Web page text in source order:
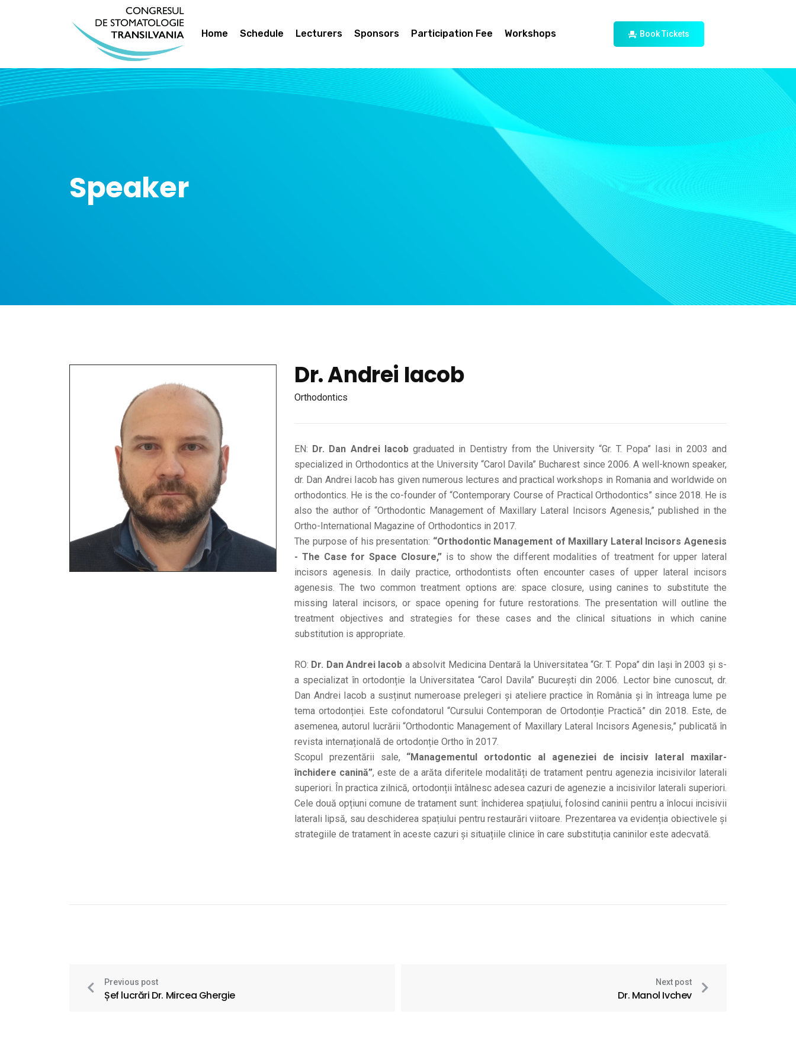
Home Schedule Lecturers Sponsors Participation Fee Workshops Book Tickets
Speaker
Dr. Andrei Iacob
Orthodontics
EN: Dr. Dan Andrei Iacobgraduated in Dentistry from the University “Gr. T. Popa” Iasi in 2003 and
specialized in Orthodontics at the University “Carol Davila” Bucharest since 2006. A well-known speaker,
dr. Dan Andrei Iacob has given numerous lectures and practical workshops in Romania and worldwide on
orthodontics. He is the co-founder of “Contemporary Course of Practical Orthodontics” since 2018. He is
also the author of “Orthodontic Management of Maxillary Lateral Incisors Agenesis,” published in the
Ortho-International Magazine of Orthodontics in 2017.
The purpose of his presentation: “Orthodontic Management of Maxillary Lateral Incisors Agenesis
- The Case for Space Closure,”is to show the different modalities of treatment for upper lateral
incisors agenesis. In daily practice, orthodontists often encounter cases of upper lateral incisors
agenesis. The two common treatment options are: space closure, using canines to substitute the
missing lateral incisors, or space opening for future restorations. The presentation will outline the
treatment objectives and strategies for these cases and the clinical situations in which canine
substitution is appropriate.
RO: Dr. Dan Andrei Iacob a absolvit Medicina Dentară la Universitatea “Gr. T. Popa” din Iași în 2003 și s-
a specializat în ortodonție la Universitatea “Carol Davila” București din 2006. Lector bine cunoscut, dr.
Dan Andrei Iacob a susținut numeroase prelegeri și ateliere practice în România și în întreaga lume pe
tema ortodonției. Este cofondatorul “Cursului Contemporan de Ortodonție Practică” din 2018. Este, de
asemenea, autorul lucrării “Orthodontic Management of Maxillary Lateral Incisors Agenesis,” publicată în
revista internațională de ortodonție Ortho în 2017.
Scopul prezentării sale, “Managementul ortodontic al ageneziei de incisiv lateral maxilar-
închidere canină”, este de a arăta diferitele modalități de tratament pentru agenezia incisivilor laterali
superiori. În practica zilnică, ortodonții întâlnesc adesea cazuri de agenezie a incisivilor laterali superiori.
Cele două opțiuni comune de tratament sunt: închiderea spațiului, folosind caninii pentru a înlocui incisivii
laterali lipsă, sau deschiderea spațiului pentru restaurări viitoare. Prezentarea va evidenția obiectivele și
strategiile de tratament în aceste cazuri și situațiile clinice în care substituția caninilor este adecvată.
Previous post
Șef lucrări Dr. Mircea Ghergie
Next post
Dr. Manol Ivchev